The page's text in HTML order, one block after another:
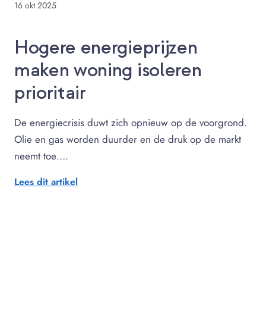
16 okt 2025
Hogere energieprijzen
maken woning isoleren
prioritair
De energiecrisis duwt zich opnieuw op de voorgrond.
Olie en gas worden duurder en de druk op de markt
neemt toe….
Lees dit artikel